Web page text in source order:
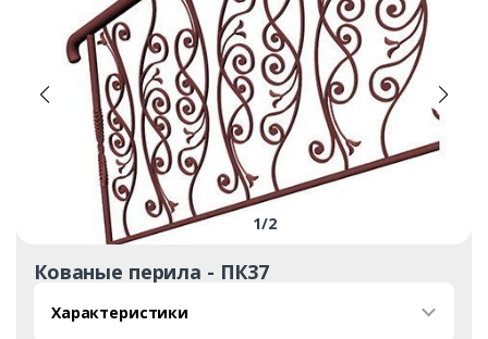
1/2
Кованые перила - ПК37
Характеристики